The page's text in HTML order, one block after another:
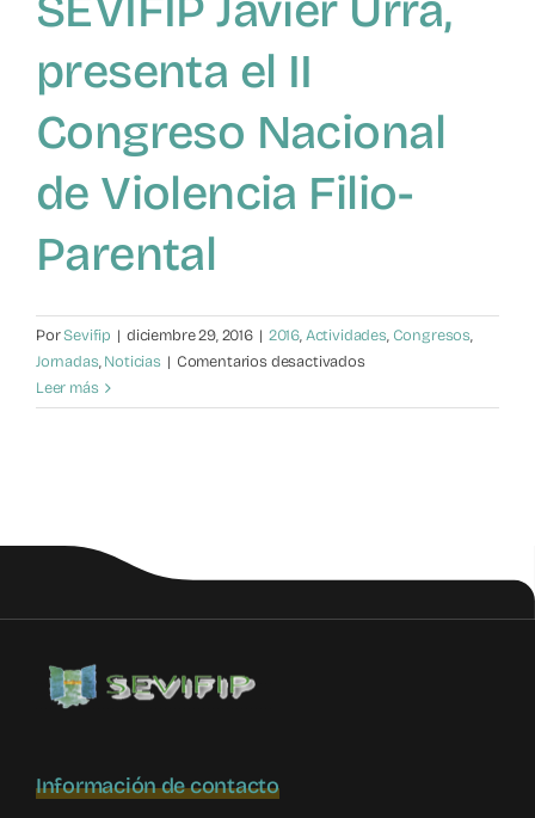
Mapa de recursos
Observatorio VFP
presenta el II
Congreso Nacional
de Violencia Filio-
Parental
PorSevifip | diciembre 29, 2016 | 2016,Actividades, Congresos,
Jornadas,Noticias | Comentarios desactivadosen
presidente
II
Leer más
Información de contacto